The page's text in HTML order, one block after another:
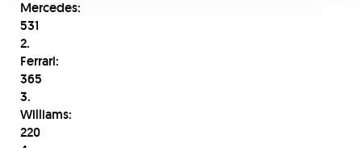
Mercedes:
531
2.
Ferrari:
365
3.
Williams:
220